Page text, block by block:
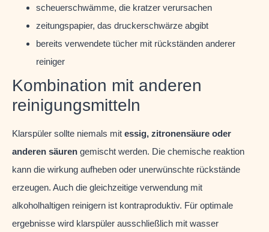
scheuerschwämme, die kratzer verursachen
zeitungspapier, das druckerschwärze abgibt
bereits verwendete tücher mit rückständen anderer
reiniger
Kombination mit anderen
reinigungsmitteln
Klarspüler sollte niemals mit essig, zitronensäure oder
anderen säuren gemischt werden. Die chemische reaktion
kann die wirkung aufheben oder unerwünschte rückstände
erzeugen. Auch die gleichzeitige verwendung mit
alkoholhaltigen reinigern ist kontraproduktiv. Für optimale
ergebnisse wird klarspüler ausschließlich mit wasser